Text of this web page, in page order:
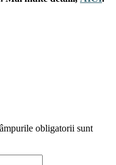
obligatorii sunt